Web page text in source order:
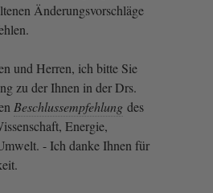
Änderungsvorschläge
und Herren, ich bitte Sie
zu der Ihnen in der Drs.
Beschlussempfehlung des
Energie,
- Ich danke Ihnen für